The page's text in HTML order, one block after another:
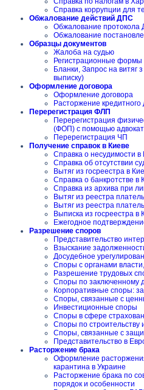
Справка коррупции для
Обжалование действий ДПС
Обжалование протокола
Обжалование
Образцы документов
Жалоба на судью
Регистрационные формы
Бланки, Запрос на
выписку)
Оформление договора
Оформление договора
Расторжение кредитного
Перерегистрация ФЛП
Перерегистрация
(ФОП) с помощью
Перерегистрация ЧП
Получение справок в Киеве
Справка о несудимости в
Справка об отсутствии
Вытяг из госреестра в
Справка о банкротстве в
Справка из архива при
Вытяг из реестра
Вытяг из реестра
Выписка из госреестра в
Ежегодное
Разрешение споров
Представительство
Взыскание
Досудебное
Споры с органами
Разрешение трудовых
Споры по заключенному
Корпоративные споры:
Споры, связанные с
Инвестиционные споры
Споры в сфере
Споры по
Споры, связанные с
Представительство в
Расторжение брака
Оформление
карантина в Украине
Расторжение брака по
порядок и особенности